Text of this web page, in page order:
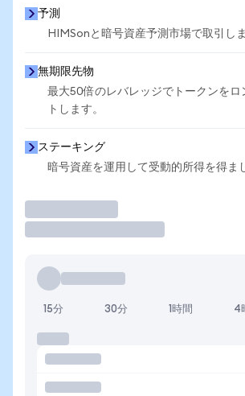
予測
HIMSonと暗号資産予測市場で取引しま
無期限先物
最大50倍のレバレッジでトークンをロ
トします。
ステーキング
暗号資産を運用して受動的所得を得ま
15分 30分 1時間 4